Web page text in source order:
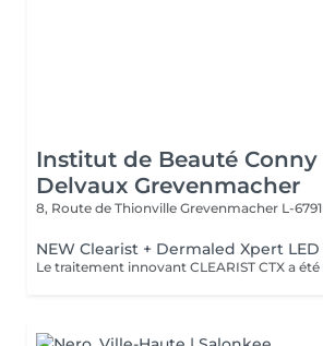
Institut de Beauté Conny
Delvaux Grevenmacher
8, Route de Thionville Grevenmacher L-6791
NEW Clearist + Dermaled Xpert LED